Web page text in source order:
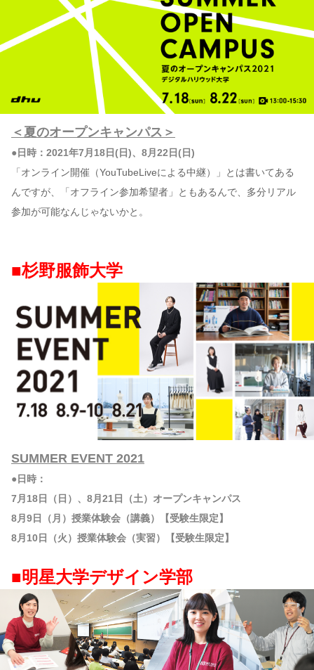
＜夏のオープンキャンパス＞
●日時：2021年7月18日(日)、8月22日(日)
「オンライン開催（YouTubeLiveによる中継）」とは書いてある
んですが、「オフライン参加希望者」ともあるんで、多分リアル
参加が可能なんじゃないかと。
■杉野服飾大学
SUMMER EVENT 2021
●日時：
7月18日（日）、8月21日（土）オープンキャンパス
8月9日（月）授業体験会（講義）【受験生限定】
8月10日（火）授業体験会（実習）【受験生限定】
■明星大学デザイン学部